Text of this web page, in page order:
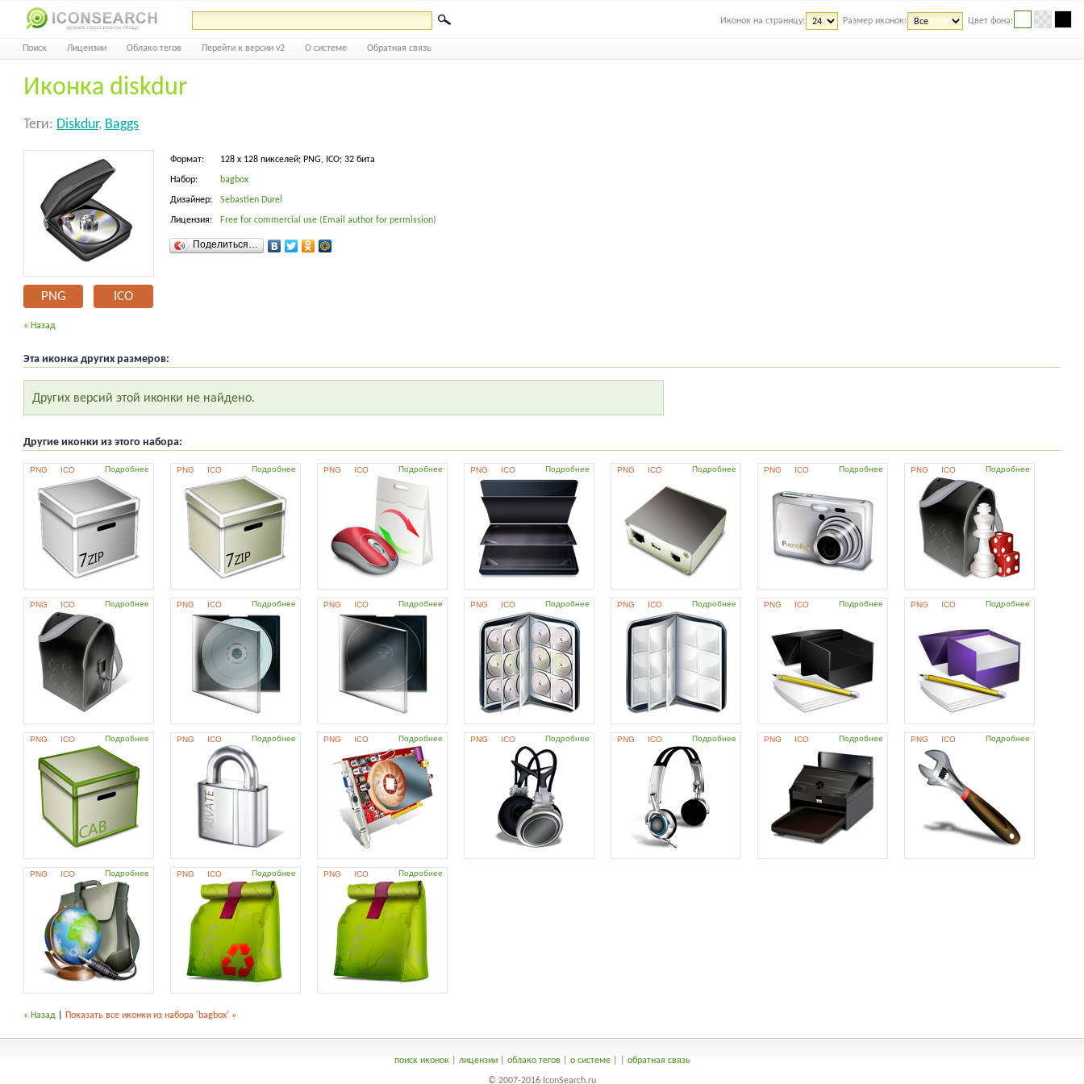
Иконок на страницу: Размер иконок: Цвет фона:
Поиск Лицензии Облако тегов Перейти к версии v2 О системе Обратная связь
Иконка diskdur
Теги: Diskdur, Baggs
PNG ICO
Формат: 128 x 128 пикселей; PNG, ICO; 32 бита
Набор: bagbox
Дизайнер: Sebastien Durel
Лицензия: Free for commercial use (Email author for permission)
Поделиться…
« Назад
Эта иконка других размеров:
Других версий этой иконки не найдено.
Другие иконки из этого набора:
PNG ICO Подробнее PNG ICO Подробнее PNG ICO Подробнее PNG ICO Подробнее PNG ICO Подробнее PNG ICO Подробнее PNG ICO Подробнее
PNG ICO Подробнее PNG ICO Подробнее PNG ICO Подробнее PNG ICO Подробнее PNG ICO Подробнее PNG ICO Подробнее PNG ICO Подробнее
PNG ICO Подробнее PNG ICO Подробнее PNG ICO Подробнее PNG ICO Подробнее PNG ICO Подробнее PNG ICO Подробнее PNG ICO Подробнее
PNG ICO Подробнее PNG ICO Подробнее PNG ICO Подробнее
« Назад Показать все иконки из набора 'bagbox' »
поиск иконок| лицензии| облако тегов| о системе| обратная связь
© 2007-2016 IconSearch.ru